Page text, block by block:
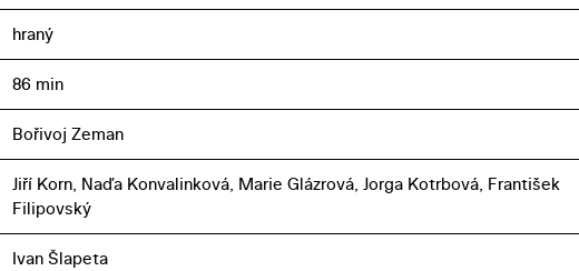
hraný
86 min
Bořivoj Zeman
Jiří Korn, Naďa Konvalinková, Marie Glázrová, Jorga Kotrbová, František
Filipovský
Ivan Šlapeta